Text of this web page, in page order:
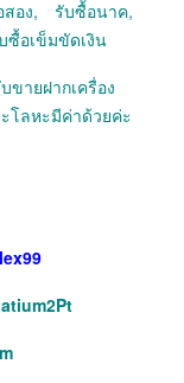
สอง, รับซื้อนาค,
อเข็มขัดเงิน
ายฝากเครื่อง
โลหะมีค่าด้วยค่ะ